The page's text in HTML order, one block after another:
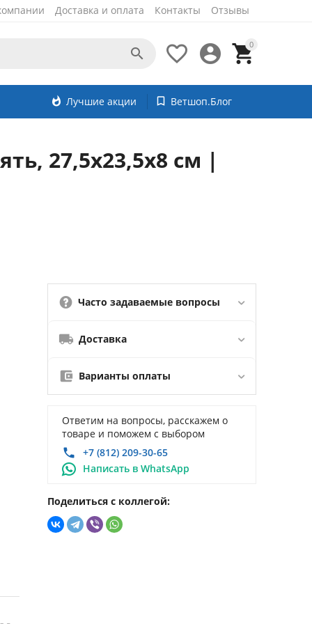
Доставка и оплата Контакты Отзывы
0




whatshot Лучшие акции bookmark_border Ветшоп.Блог
27,5х23,5х8 см |
Часто задаваемые вопросы
Доставка
Варианты оплаты
Ответим на вопросы, расскажем о
товаре и поможем с выбором
+7 (812) 209-30-65
Написать в WhatsApp
Поделиться с коллегой: